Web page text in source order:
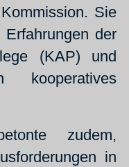
Sie
der
(KAP) und
zudem,
in